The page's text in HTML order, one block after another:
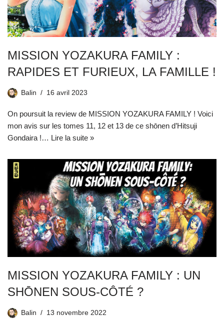
MISSION YOZAKURA FAMILY :
RAPIDES ET FURIEUX, LA FAMILLE !
Balin 16 avril 2023
On poursuit la review de MISSION YOZAKURA FAMILY ! Voici
mon avis sur les tomes 11, 12 et 13 de ce shōnen d’Hitsuji
Gondaira !… Lire la suite »
MISSION YOZAKURA FAMILY : UN
SHŌNEN SOUS-CÔTÉ ?
Balin 13 novembre 2022